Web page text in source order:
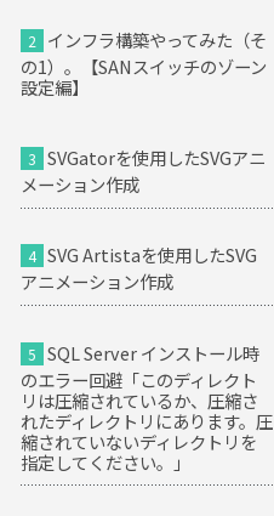
インフラ構築やってみた（そ
の1）。【SANスイッチのゾーン
設定編】
SVGatorを使用したSVGアニ
メーション作成
SVG Artistaを使用したSVG
アニメーション作成
SQL Server インストール時
のエラー回避「このディレクト
リは圧縮されているか、圧縮さ
れたディレクトリにあります。圧
縮されていないディレクトリを
指定してください。」